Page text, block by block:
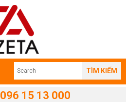
TÌM KIẾM
096 15 13 000